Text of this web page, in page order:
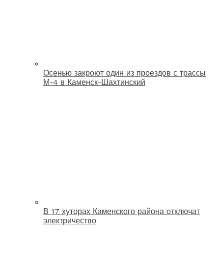
Осенью закроют один из проездов с трассы
М-4 в Каменск-Шахтинский
В 17 хуторах Каменского района отключат
электричество